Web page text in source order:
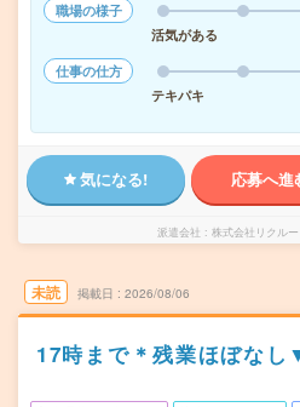
職場の様子
活気がある
仕事の仕方
テキパキ
気になる! 応募へ進
派遣会社 株式会社リクル
未読 掲載日 2026/08/06
17時まで＊残業ほぼな